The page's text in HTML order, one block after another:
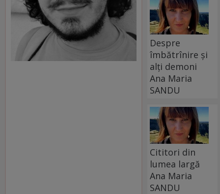
Despre
îmbătrînire și
alți demoni
Ana Maria
SANDU
Cititori din
lumea largă
Ana Maria
SANDU